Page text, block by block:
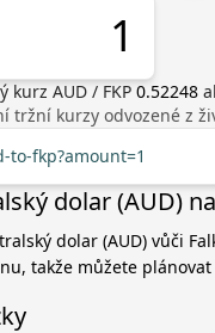
kurz AUD / FKP 0.52248
tržní kurzy odvozené z
fkp?amount=1
dolar (AUD)
dolar (AUD) vůči
takže můžete